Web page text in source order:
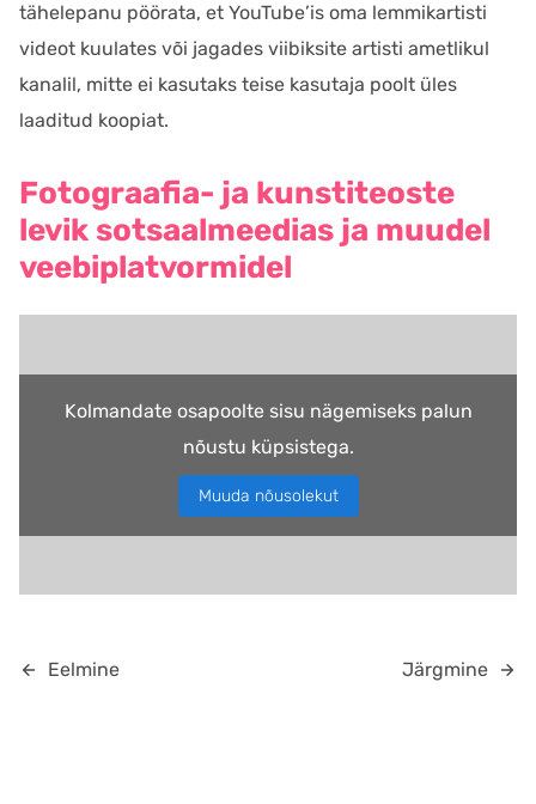
tähelepanu pöörata, et YouTube’is oma lemmikartisti
videot kuulates või jagades viibiksite artisti ametlikul
kanalil, mitte ei kasutaks teise kasutaja poolt üles
laaditud koopiat.
Fotograafia- ja kunstiteoste
levik sotsaalmeedias ja muudel
veebiplatvormidel
Kolmandate osapoolte sisu nägemiseks palun
nõustu küpsistega.
Muuda nõusolekut
Eelmine Järgmine